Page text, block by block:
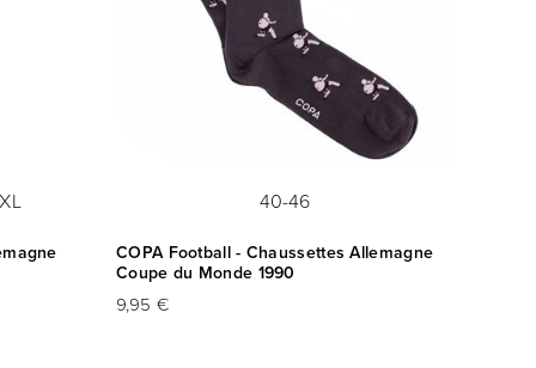
40-46
COPA Football - Chaussettes Allemagne
Coupe du Monde 1990
9,95 €